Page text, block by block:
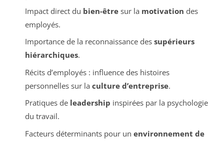
Impact direct du bien-êtresur la motivation des
employés.
Importance de la reconnaissance des supérieurs
hiérarchiques.
Récits d’employés : influence des histoires
personnelles sur la culture d’entreprise.
Pratiques de leadership inspirées par la psychologie
du travail.
Facteurs déterminants pour un environnement de